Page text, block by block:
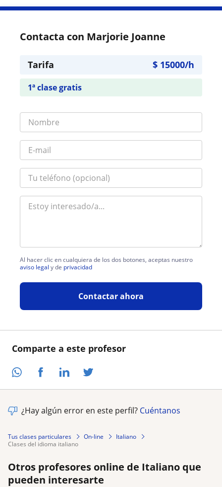
Comparte a este profesor
Contacta con Marjorie Joanne
Tarifa $ 15000/h
1ª clase gratis
Al hacer clic en cualquiera de los dos botones, aceptas nuestro
aviso legal y de privacidad
Contactar ahora
¿Hay algún error en este perfil? Cuéntanos
Tus clases particulares On-line
Italiano
clases del idioma italiano
Otros profesores online de Italiano que
pueden interesarte